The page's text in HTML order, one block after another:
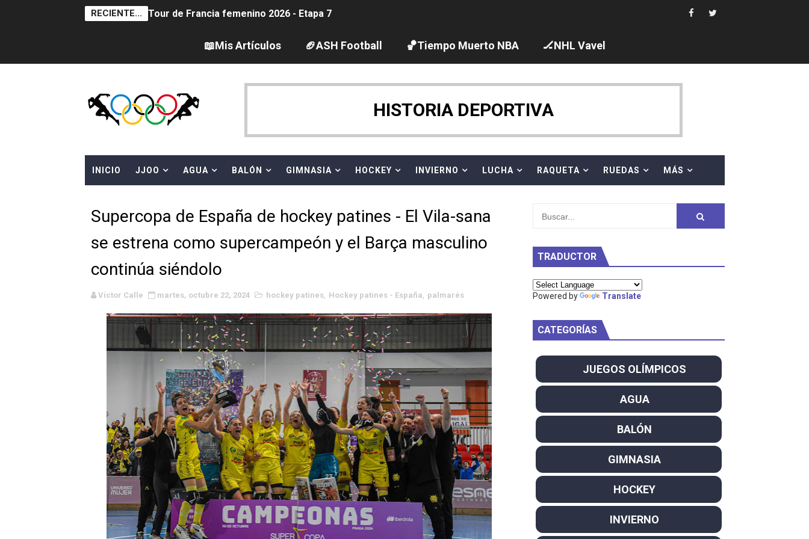
RECIENTE... Tour de Francia femenino 2026 - Etapa 7
Campeonato de Europa en aguas abiertas 2026 (París, Francia) - Wellbrock y Taddeucci los protagonistas. Ángela Martínez fue 5ª en 10km
Campeonato de Europa de saltos 2026 (París, Francia) - Bronce para Jorge y Ana Carvajal en plataforma. 5 orazos para Chiara Pellacani,
Women's Pro Baseball League 2026
Campeonato de Europa de pentatlón moderno 2026 (Estambul, Turquía)
AEW - Adam Page con Brodido desbancan una semana después a The Demand por tríos en el Grand Slam Mexico
WWE NXT - Myles Borne y Tavion Heights ponen fin al reinado por parejas de The Vanity Project
Canadian Football League 2026 - Week 10
EFA y AFLE 2026 - Regular season
Grandes éxitos por fin para Chelsea Green, Chad Gable y Baron Corbin en SummerSlam
Campeonato de Europa de MTB 2026 (Monteceneri, Suiza) - Charlie Aldridge y Sina Frei dominan el Europeo
Campeonato de Europa de remo 2026 (Varese, Italia) - Rumanía, Alemania y Gran Bretaña se reparten el botín y Caetano Horta y Rodrigo Conde
Mundial de lacrosse femenino 2026 (Tokio, Japón) - Estados Unidos invencibles, ya son decacampeonas y quinto oro consecutivo
Máxima celebración en el último Impact! con Jason Hotch como nuevo TNA International Champion
Mundial de esgrima 2026 (Hong Kong) - La delegación italiana arrasa con 4 oros y 4 platas
Raquel Rodriguez es la nueva monarca Intercontinental, su primer título individual en WWE
📖Mis Artículos 🏈ASH Football 🏀Tiempo Muerto NBA 🏒NHL Vavel
HISTORIA DEPORTIVA
INICIO JJOO AGUA BALÓN GIMNASIA HOCKEY INVIERNO LUCHA RAQUETA RUEDAS MÁS
Supercopa de España de hockey patines - El Vila-sana
se estrena como supercampeón y el Barça masculino
continúa siéndolo
Víctor Calle martes, octubre 22, 2024 hockey patines, Hockey patines - España, palmarés
TRADUCTOR
Powered by Translate
CATEGORÍAS
JUEGOS OLÍMPICOS
AGUA
BALÓN
GIMNASIA
HOCKEY
INVIERNO